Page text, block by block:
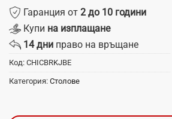
Гаранция от 2 до 10 години
Купи на изплащане
14 дни право на връщане
Код: CHICBRKJBE
Категория: Столове